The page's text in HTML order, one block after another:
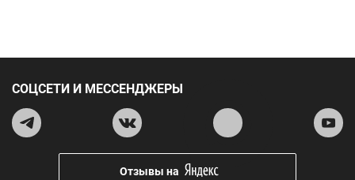
СОЦСЕТИ И МЕССЕНДЖЕРЫ
Отзывы на